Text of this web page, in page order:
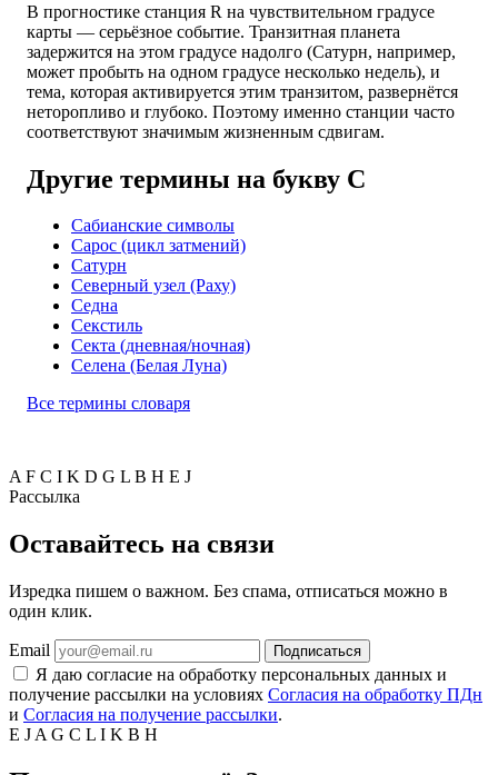
В прогностике станция R на чувствительном градусе
карты — серьёзное событие. Транзитная планета
задержится на этом градусе надолго (Сатурн, например,
может пробыть на одном градусе несколько недель), и
тема, которая активируется этим транзитом, развернётся
неторопливо и глубоко. Поэтому именно станции часто
соответствуют значимым жизненным сдвигам.
Другие термины на букву С
Сабианские символы
Сарос (цикл затмений)
Сатурн
Северный узел (Раху)
Седна
Секстиль
Секта (дневная/ночная)
Селена (Белая Луна)
Все термины словаря
A F C I K D G L B H E J
Рассылка
Оставайтесь на связи
Изредка пишем о важном. Без спама, отписаться можно в
один клик.
Email Подписаться
Я даю согласие на обработку персональных данных и
получение рассылки на условиях Согласия на обработку ПДн
и Согласия на получение рассылки.
E J A G C L I K B H